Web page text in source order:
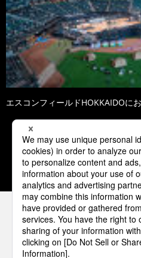
エスコンフィールドHOKKAIDOに
1 2 3
パナソニックの電気